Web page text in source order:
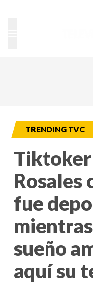
TRENDING TVC
Tiktoker
Rosales
fue
sueño
aquí su